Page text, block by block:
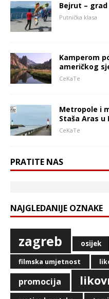
Bejrut –
Putnička klasa
Kamperom
američkog
CeKaTe
Metropole i
Staša Aras
CeKaTe
PRATITE NAS
NAJGLEDANIJE OZNAKE
zagreb osijek
filmska umjetnost
promocija